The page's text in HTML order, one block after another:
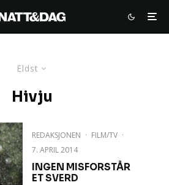
Eldst
Hivju
REDAKSJONEN · FILM/TV ·
7. APRIL 2014
INGEN MISFORSTÅR
ET SVERD